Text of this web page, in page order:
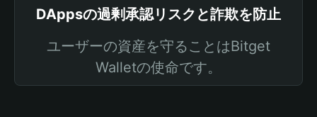
DAppsの過剰承認リスクと詐欺を防止
ユーザーの資産を守ることはBitget
Walletの使命です。